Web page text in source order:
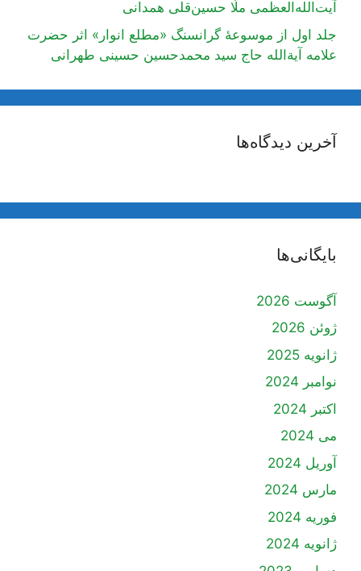
آیت‌الله‌العظمی ملّا حسین‌قلی همدانی
جلد اول از موسوعۀ گرانسنگ «مطلع انوار» اثر حضرت
علامه آیة‌الله حاج سید محمدحسین حسینی طهرانی
آخرین دیدگاه‌ها
بایگانی‌ها
آگوست 2026
ژوئن 2026
ژانویه 2025
نوامبر 2024
اکتبر 2024
می 2024
آوریل 2024
مارس 2024
فوریه 2024
ژانویه 2024